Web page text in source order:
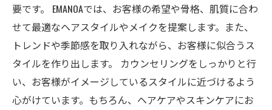
要です。 EMANOAでは、お客様の希望や骨格、肌質に合わ
せて最適なヘアスタイルやメイクを提案します。また、
トレンドや季節感を取り入れながら、お客様に似合うス
タイルを作り出します。 カウンセリングをしっかりと行
い、お客様がイメージしているスタイルに近づけるよう
心がけています。もちろん、ヘアケアやスキンケアにお